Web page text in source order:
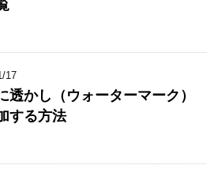
17
透かし（ウォーターマーク）
する方法